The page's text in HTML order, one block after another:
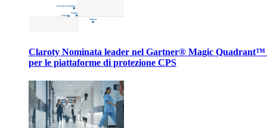
Claroty Nominata leader nel Gartner® Magic Quadrant™
per le piattaforme di protezione CPS